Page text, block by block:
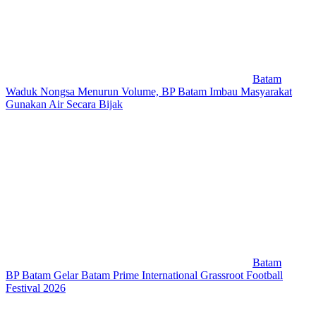
Batam
Waduk Nongsa Menurun Volume, BP Batam Imbau Masyarakat
Gunakan Air Secara Bijak
Batam
BP Batam Gelar Batam Prime International Grassroot Football
Festival 2026